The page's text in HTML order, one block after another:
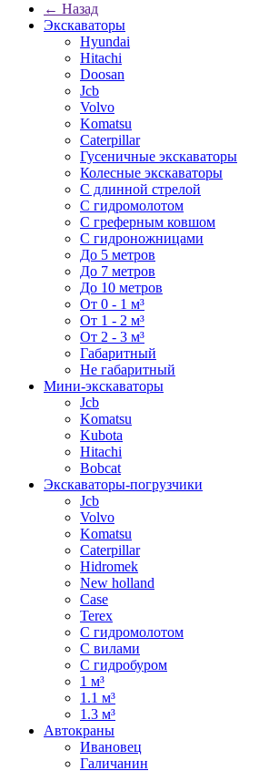
← Назад
Экскаваторы
Hyundai
Hitachi
Doosan
Jcb
Volvo
Komatsu
Caterpillar
Гусеничные экскаваторы
Колесные экскаваторы
С длинной стрелой
С гидромолотом
С греферным ковшом
С гидроножницами
До 5 метров
До 7 метров
До 10 метров
От 0 - 1 м³
От 1 - 2 м³
От 2 - 3 м³
Габаритный
Не габаритный
Мини-экскаваторы
Jcb
Komatsu
Kubota
Hitachi
Bobcat
Экскаваторы-погрузчики
Jcb
Volvo
Komatsu
Caterpillar
Hidromek
New holland
Case
Terex
С гидромолотом
С вилами
С гидробуром
1 м³
1.1 м³
1.3 м³
Автокраны
Ивановец
Галичанин